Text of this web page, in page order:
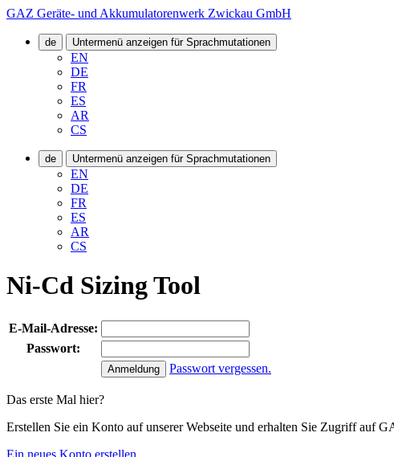
GAZ Geräte- und Akkumulatorenwerk Zwickau GmbH
de Untermenü anzeigen für Sprachmutationen
EN
DE
FR
ES
AR
CS
de Untermenü anzeigen für Sprachmutationen
EN
DE
FR
ES
AR
CS
Ni-Cd Sizing Tool
E-Mail-Adresse:
Passwort:
Passwort vergessen.
Das erste Mal hier?
Erstellen Sie ein Konto auf unserer Webseite und erhalten Sie Zugriff auf
Ein neues Konto erstellen